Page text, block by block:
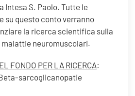
Intesa S. Paolo. Tutte le
su questo conto verranno
la ricerca scientifica sulla
malattie neuromuscolari.
FONDO PER LA RICERCA:
sarcoglicanopatie